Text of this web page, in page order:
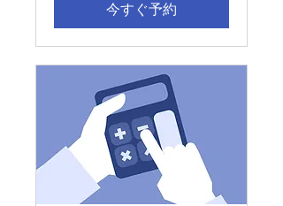
今すぐ予約